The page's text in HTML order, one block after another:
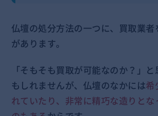
仏壇の処分方法の一つに、買取業
があります。
「そもそも買取が可能なのか？」
もしれませんが、仏壇のなかには希
れていたり、非常に精巧な造りとな